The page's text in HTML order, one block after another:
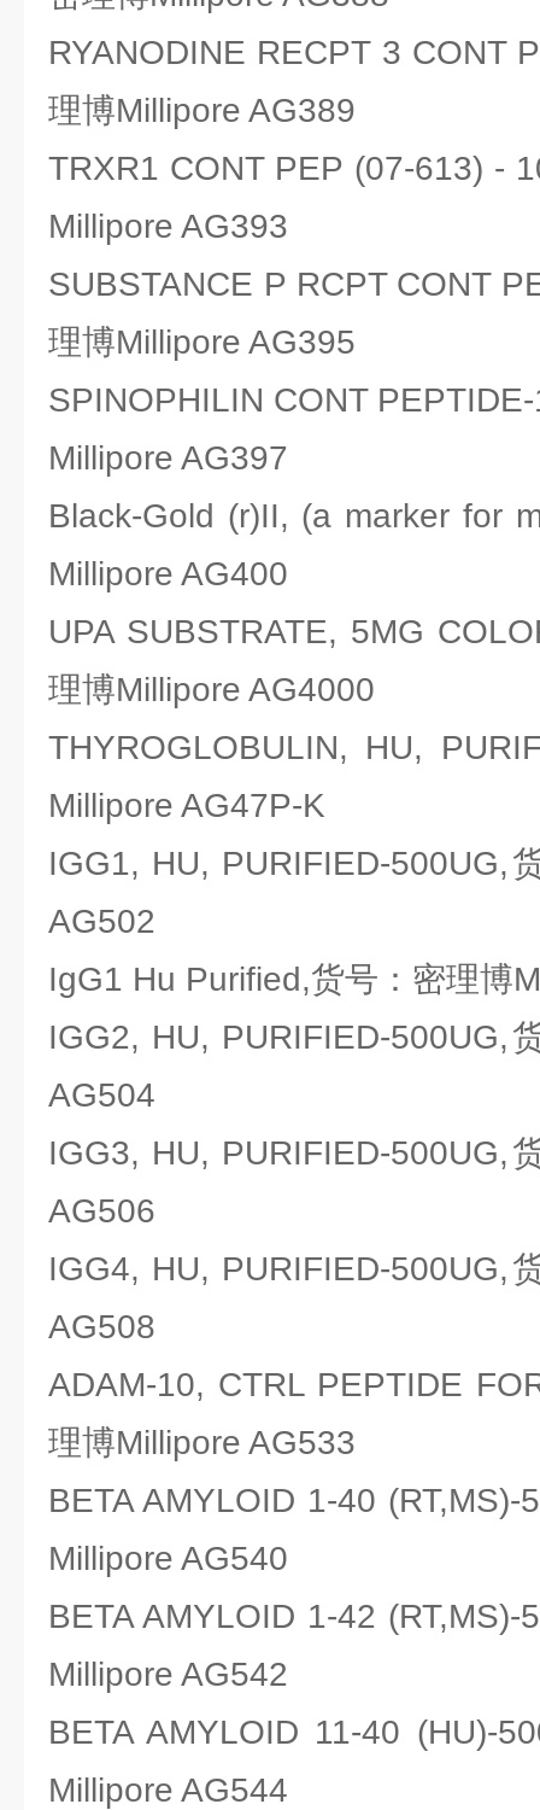
RYANODINE RECPT 3 CONT
理博Millipore AG389
TRXR1 CONT PEP (07-613) -
Millipore AG393
SUBSTANCE P RCPT CONT
理博Millipore AG395
SPINOPHILIN CONT
Millipore AG397
Black-Gold (r)II, (a marker for
Millipore AG400
UPA SUBSTRATE, 5MG
理博Millipore AG4000
THYROGLOBULIN, HU,
Millipore AG47P-K
IGG1, HU, PURIFIED-500UG,
AG502
IgG1 Hu Purified,货号：密理博
IGG2, HU, PURIFIED-500UG,
AG504
IGG3, HU, PURIFIED-500UG,
AG506
IGG4, HU, PURIFIED-500UG,
AG508
ADAM-10, CTRL PEPTIDE
理博Millipore AG533
BETA AMYLOID 1-40
Millipore AG540
BETA AMYLOID 1-42
Millipore AG542
BETA AMYLOID 11-40 (HU)-
Millipore AG544